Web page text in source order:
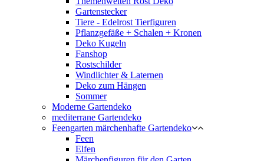
Gartenstecker
Tiere - Edelrost Tierfiguren
Pflanzgefäße + Schalen + Kronen
Deko Kugeln
Fanshop
Rostschilder
Windlichter & Laternen
Deko zum Hängen
Sommer
Moderne Gartendeko
mediterrane Gartendeko
Feengarten märchenhafte Gartendeko
Feen
Elfen